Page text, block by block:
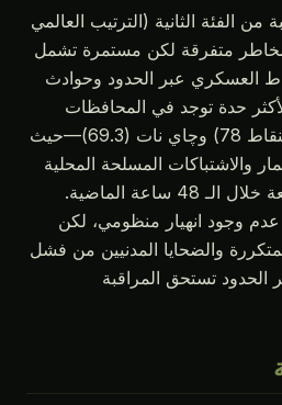
من الفئة الثانية (الترتيب العالمي
69) مع مخاطر متفرقة لكن مستمرة تشمل
العسكري عبر الحدود وحوادث
الأكثر حدة توجد في المحافظات
الشمالية—تشيانج ماي (النقاط 78) وچاي نات (69.3)—حيث
والاشتباكات المسلحة المحلية
أنتجت إشارات تهديد مرتفعة خلال الـ 48 ساعة الماضية.
عدم وجود انهيار منظومي، لكن
والضحايا المدنيين من فشل
الحدود تستحق المراقبة